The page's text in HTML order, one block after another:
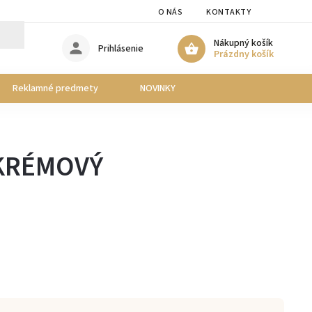
O NÁS KONTAKTY
Nákupný košík
Prázdny košík
Prihlásenie
Reklamné predmety NOVINKY